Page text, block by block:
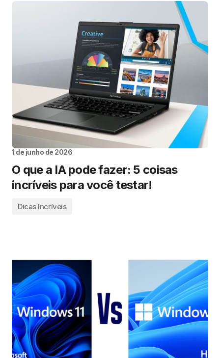
1 de junho de 2026
O que a IA pode fazer: 5 coisas
incríveis para você testar!
Dicas Incríveis